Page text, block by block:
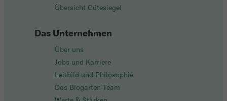
Übersicht Gütesiegel
Das Unternehmen
Über uns
Jobs und Karriere
Leitbild und Philosophie
Das Biogarten-Team